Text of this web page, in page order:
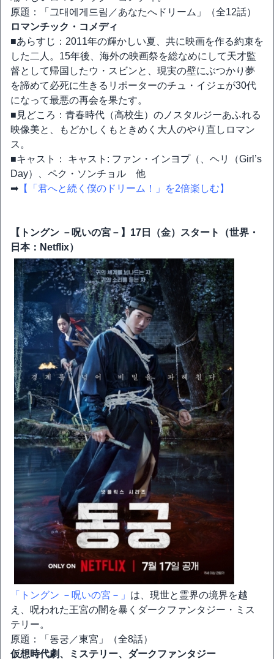
原題：「그대에게드림／あなたへドリーム」（全12話）
ロマンチック・コメディ
■あらすじ：2011年の輝かしい夏、共に映画を作る約束を
した二人。15年後、海外の映画祭を総なめにして天才監
督として帰国したウ・スビンと、現実の壁にぶつかり夢
を諦めて必死に生きるリポーターのチュ・イジェが30代
になって最悪の再会を果たす。
■見どころ：青春時代（高校生）のノスタルジーあふれる
映像美と、もどかしくもときめく大人のやり直しロマン
ス。
■キャスト： キャスト: ファン・インヨプ（、ヘリ（Girl’s
Day）、ペク・ソンチョル 他
➡ 【「君へと続く僕のドリーム！」を2倍楽しむ】
【トングン －呪いの宮－】17日（金）スタート（世界・
日本：Netflix）
「トングン －呪いの宮－」 は、現世と霊界の境界を越
え、呪われた王宮の闇を暴くダークファンタジー・ミス
テリー。
原題：「동궁／東宮」（全8話）
仮想時代劇、ミステリー、ダークファンタジー